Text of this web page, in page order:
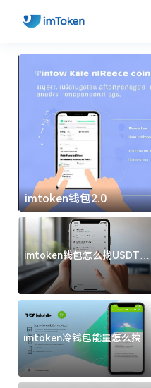
imtoken钱包2.0
imtoken钱包怎么找USDT地
址？三步搞定不踩坑
imtoken冷钱包能量怎么搞？
过来人告诉你门道